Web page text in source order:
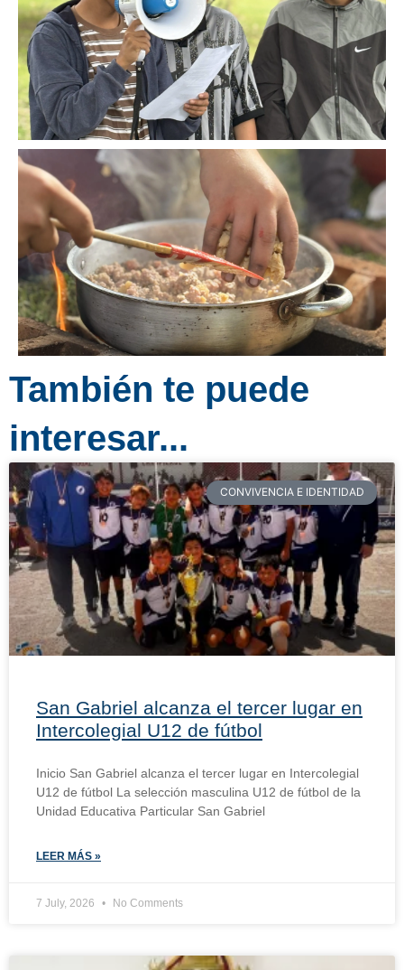
También te puede
interesar...
CONVIVENCIA E IDENTIDAD
San Gabriel alcanza el tercer lugar en
Intercolegial U12 de fútbol
Inicio San Gabriel alcanza el tercer lugar en Intercolegial
U12 de fútbol La selección masculina U12 de fútbol de la
Unidad Educativa Particular San Gabriel
LEER MÁS »
7 July, 2026 No Comments